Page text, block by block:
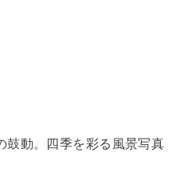
鼓動。四季を彩る風景写真